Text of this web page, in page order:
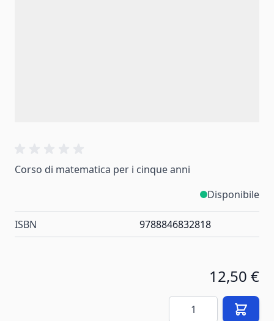
Corso di matematica per i cinque anni
Disponibile
ISBN 9788846832818
12,50 €
Quantità